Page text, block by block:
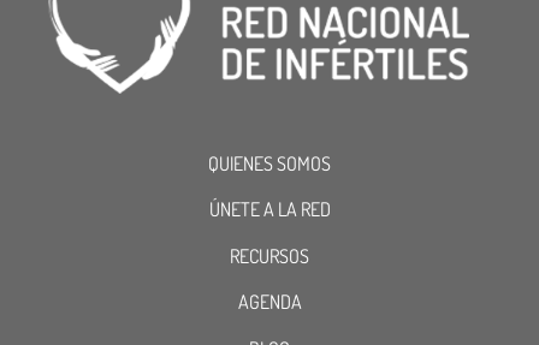
QUIENES SOMOS
ÚNETE A LA RED
RECURSOS
AGENDA